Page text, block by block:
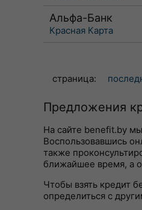
Альфа-Банк
Красная Карта
страница:
Предложения
На сайте benefit.by
Воспользовавшись
также
ближайшее время, а
Чтобы взять кредит
определиться с